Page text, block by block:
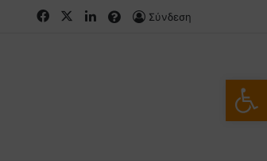
FacebookLinkedIn
FAQsΣύνδεση